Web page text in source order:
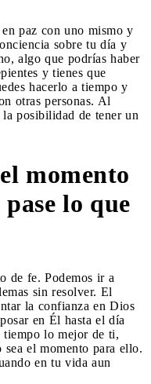
paz con uno mismo y
sobre tu día y
algo que podrías haber
y tienes que
hacerlo a tiempo y
otras personas. Al
la posibilidad de tener un
momento
pase lo que
de fe. Podemos ir a
sin resolver. El
la confianza en Dios
en Él hasta el día
tiempo lo mejor de ti,
sea el momento para ello.
en tu vida aun